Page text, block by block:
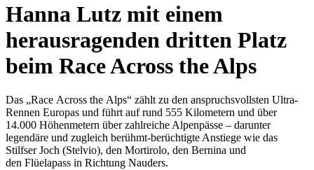
Hanna Lutz mit einem
herausragenden dritten Platz
beim Race Across the Alps
Das „Race Across the Alps“ zählt zu den anspruchsvollsten Ultra-
Rennen Europas und führt auf rund 555 Kilometern und über
14.000 Höhenmetern über zahlreiche Alpenpässe – darunter
legendäre und zugleich berühmt-berüchtigte Anstiege wie das
Stilfser Joch (Stelvio), den Mortirolo, den Bernina und
den Flüelapass in Richtung Nauders.